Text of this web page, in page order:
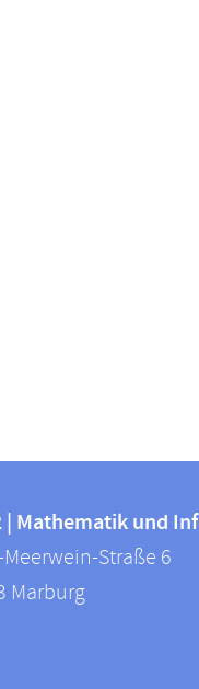
| Mathematik und
Straße 6
Marburg